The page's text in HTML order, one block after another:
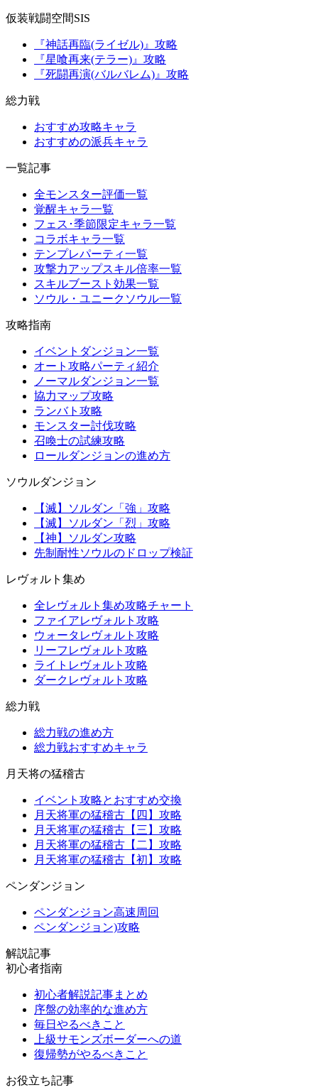
仮装戦闘空間SIS
『神話再臨(ライゼル)』攻略
『星喰再来(テラー)』攻略
『死闘再演(バルバレム)』攻略
総力戦
おすすめ攻略キャラ
おすすめの派兵キャラ
一覧記事
全モンスター評価一覧
覚醒キャラ一覧
フェス･季節限定キャラ一覧
コラボキャラ一覧
テンプレパーティ一覧
攻撃力アップスキル倍率一覧
スキルブースト効果一覧
ソウル・ユニークソウル一覧
攻略指南
イベントダンジョン一覧
オート攻略パーティ紹介
ノーマルダンジョン一覧
協力マップ攻略
ランバト攻略
モンスター討伐攻略
召喚士の試練攻略
ロールダンジョンの進め方
ソウルダンジョン
【滅】ソルダン「強」攻略
【滅】ソルダン「烈」攻略
【神】ソルダン攻略
先制耐性ソウルのドロップ検証
レヴォルト集め
全レヴォルト集め攻略チャート
ファイアレヴォルト攻略
ウォータレヴォルト攻略
リーフレヴォルト攻略
ライトレヴォルト攻略
ダークレヴォルト攻略
総力戦
総力戦の進め方
総力戦おすすめキャラ
月天将の猛稽古
イベント攻略とおすすめ交換
月天将軍の猛稽古【四】攻略
月天将軍の猛稽古【三】攻略
月天将軍の猛稽古【二】攻略
月天将軍の猛稽古【初】攻略
ペンダンジョン
ペンダンジョン高速周回
ペンダンジョン)攻略
解説記事
初心者指南
初心者解説記事まとめ
序盤の効率的な進め方
毎日やるべきこと
上級サモンズボーダーへの道
復帰勢がやるべきこと
お役立ち記事